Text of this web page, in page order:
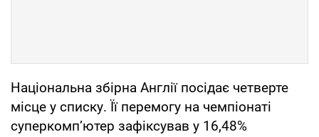
Національна збірна Англії посідає четверте
місце у списку. Її перемогу на чемпіонаті
суперкомп’ютер зафіксував у 16,48%